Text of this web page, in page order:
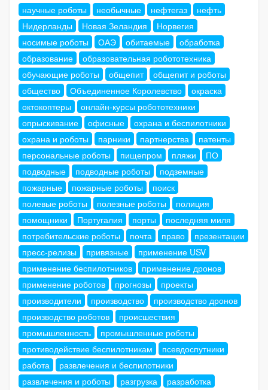
научные роботы
необычные нефтегаз
нефть
Нидерланды
Новая Зеландия
Норвегия
носимые роботы
ОАЭ обитаемые
обработка
образование
образовательная робототехника
обучающие роботы
общепит
общепит и роботы
общество
Объединенное Королевство
окраска
октокоптеры
онлайн-курсы робототехники
опрыскивание
офисные
охрана и беспилотники
охрана и роботы
парники партнерства
патенты
персональные роботы
пищепром пляжи
ПО
подводные
подводные роботы
подземные
пожарные
пожарные роботы
поиск
полевые роботы
полезные роботы
полиция
помощники
Португалия порты
последняя миля
потребительские роботы
почта право
презентации
пресс-релизы
привязные
применение USV
применение беспилотников
применение дронов
применение роботов
прогнозы
проекты
производители
производство
производство дронов
производство роботов
происшествия
промышленность
промышленные роботы
противодействие беспилотникам
псевдоспутники
работа
развлечения и беспилотники
развлечения и роботы
разгрузка
разработка